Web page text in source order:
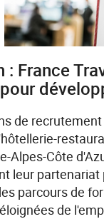
: France
de
Alpes-Côte
leur partenariat
parcours de
de